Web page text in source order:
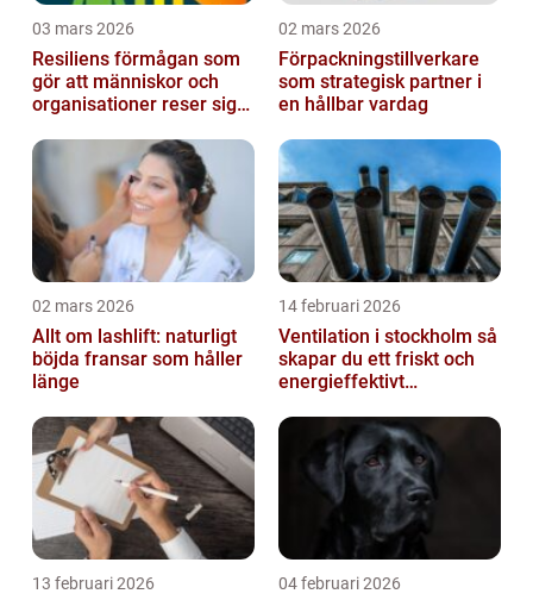
03 mars 2026
Resiliens förmågan som
gör att människor och
organisationer reser sig
02 mars 2026
Förpackningstillverkare
som strategisk partner i
en hållbar vardag
02 mars 2026
Allt om lashlift: naturligt
böjda fransar som håller
länge
14 februari 2026
Ventilation i stockholm så
skapar du ett friskt och
energieffektivt
13 februari 2026 04 februari 2026